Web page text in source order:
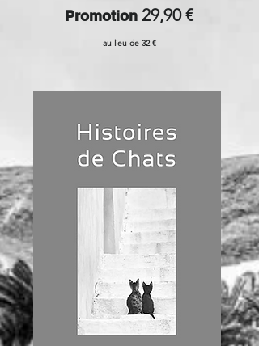
Promotion 29,90 €
au lieu de 32 €